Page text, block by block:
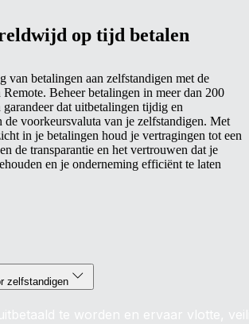
op tijd betalen
van betalingen aan zelfstandigen met de
Beheer betalingen in meer dan 200
dat uitbetalingen tijdig en
de voorkeursvaluta van je zelfstandigen. Met
in je betalingen houd je vertragingen tot een
de transparantie en het vertrouwen dat je
en je onderneming efficiënt te laten
zelfstandigen
te worden en ervaar vlotte,